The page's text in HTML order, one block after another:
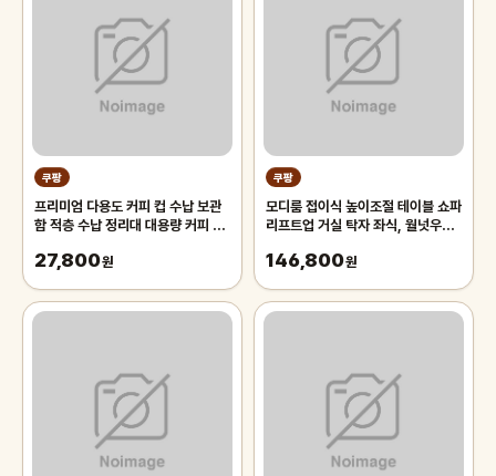
쿠팡
프리미엄 다용도 커피 컵 수납 보관
함 적층 수납 정리대 대용량 커피 트
27,800원
쿠팡
모디룸 접이식 높이조절 테이블 쇼파
리프트업 거실 탁자 좌식, 월넛우드
146,800원